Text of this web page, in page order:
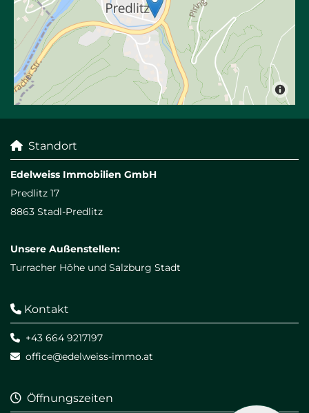
 Standort
Edelweiss Immobilien GmbH
Predlitz 17
8863 Stadl-Predlitz
Unsere Außenstellen:
Turracher Höhe und Salzburg Stadt
 Kontakt
 +43 664 9217197
 office@edelweiss-immo.at
 Öffnungszeiten